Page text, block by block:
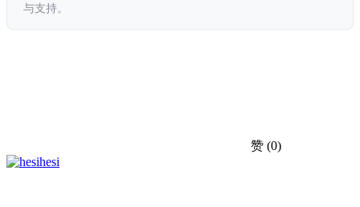
与支持。
赞 (0)
hesi